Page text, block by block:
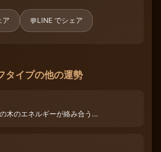
ア 💬LINE でシェア
タイプの他の運勢
木のエネルギーが絡み合う...